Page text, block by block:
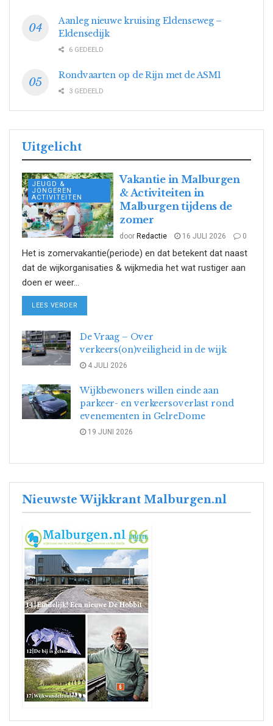
Aanleg nieuwe kruising Eldenseweg –
Eldensedijk
6 GEDEELD
Rondvaarten op de Rijn met de ASM1
3 GEDEELD
Uitgelicht
JEUGD &
JONGEREN
ACTIVITEITEN
Vakantie in Malburgen
& Activiteiten in
Malburgen tijdens de
zomer
door Redactie 16 JULI 2026 0
Het is zomervakantie(periode) en dat betekent dat naast
dat de wijkorganisaties & wijkmedia het wat rustiger aan
doen er weer...
LEES VERDER
De Vraag – Over
verkeers(on)veiligheid in de wijk
4 JULI 2026
Wijkbewoners willen einde aan
parkeer- en verkeersoverlast rond
evenementen in GelreDome
19 JUNI 2026
Nieuwste Wijkkrant Malburgen.nl